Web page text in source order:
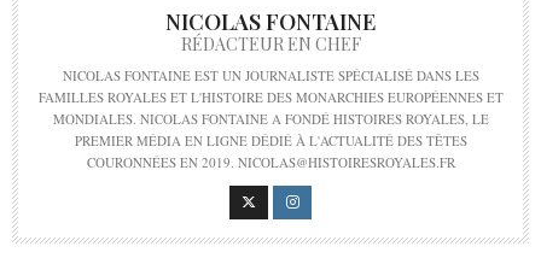
NICOLAS FONTAINE
RÉDACTEUR EN CHEF
NICOLAS FONTAINE EST UN JOURNALISTE SPÉCIALISÉ DANS LES
FAMILLES ROYALES ET L'HISTOIRE DES MONARCHIES EUROPÉENNES ET
MONDIALES. NICOLAS FONTAINE A FONDÉ HISTOIRES ROYALES, LE
PREMIER MÉDIA EN LIGNE DÉDIÉ À L'ACTUALITÉ DES TÊTES
COURONNÉES EN 2019. NICOLAS@HISTOIRESROYALES.FR